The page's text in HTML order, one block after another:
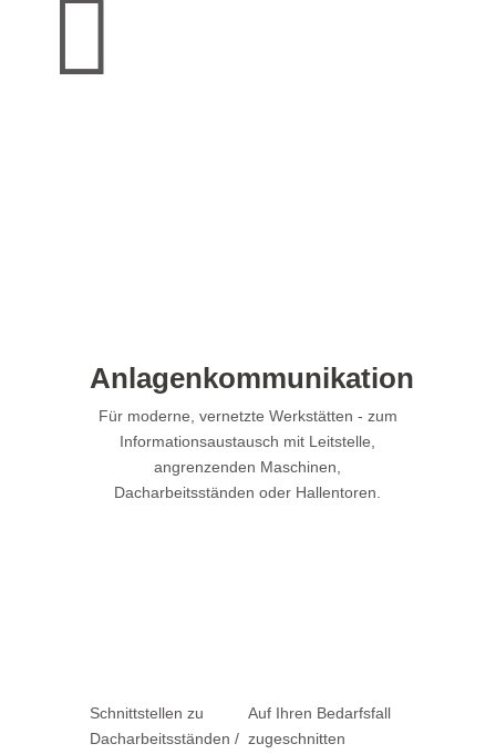

Anlagenkommunikation
Für moderne, vernetzte Werkstätten - zum
Informationsaustausch mit Leitstelle,
angrenzenden Maschinen,
Dacharbeitsständen oder Hallentoren.
Schnitt­stellen zu
Dach­arbeits­ständen /
Auf Ihren Bedarfs­fall
zuge­schnitten